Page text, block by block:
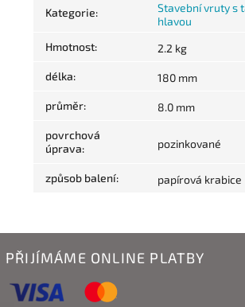
Kategorie:
Stavební vruty s
hlavou
Hmotnost: 2.2 kg
délka: 180 mm
průměr: 8.0 mm
povrchová
úprava: pozinkované
způsob balení: papírová krabice
PŘIJÍMÁME ONLINE PLATBY